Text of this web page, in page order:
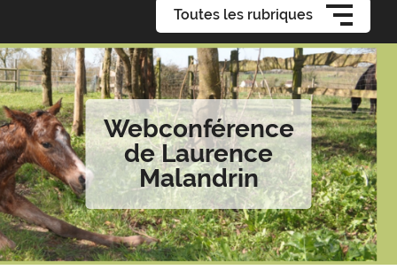
Toutes les rubriques
Webconférence
de Laurence
Malandrin